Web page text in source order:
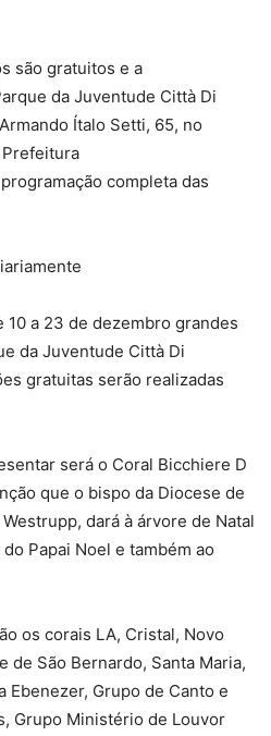
são gratuitos e a
da Juventude Città Di
Ítalo Setti, 65, no
completa das
a 23 de dezembro grandes
da Juventude Città Di
gratuitas serão realizadas
será o Coral Bicchiere D
que o bispo da Diocese de
dará à árvore de Natal
Papai Noel e também ao
os corais LA, Cristal, Novo
de São Bernardo, Santa Maria,
Ebenezer, Grupo de Canto e
Grupo Ministério de Louvor